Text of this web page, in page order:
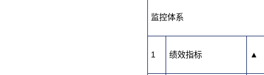
监控体系
1 绩效指标 ▲